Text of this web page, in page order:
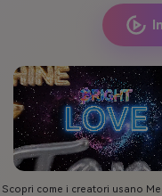
Scopri come i creatori usano